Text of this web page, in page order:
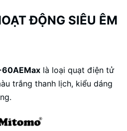
ĐỘNG SIÊU ÊM
60AEMax là loại quạt điện tử
trắng thanh lịch, kiểu dáng